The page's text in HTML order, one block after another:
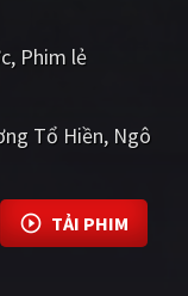
Phim lẻ
Tổ Hiền Ngô
TẢI PHIM